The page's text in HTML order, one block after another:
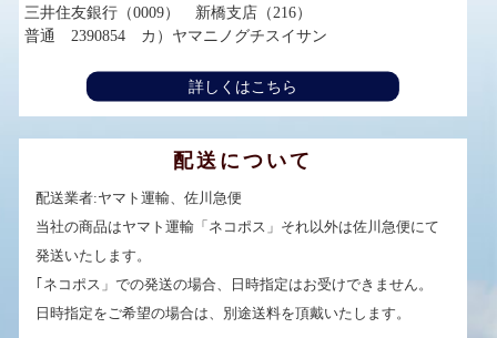
三井住友銀行（0009） 新橋支店（216）
普通 2390854 カ）ヤマニノグチスイサン
詳しくはこちら
配送について
配送業者:ヤマト運輸、佐川急便
当社の商品はヤマト運輸「ネコポス」それ以外は佐川急便にて
発送いたします。
｢ネコポス」での発送の場合、日時指定はお受けできません。
日時指定をご希望の場合は、別途送料を頂戴いたします。